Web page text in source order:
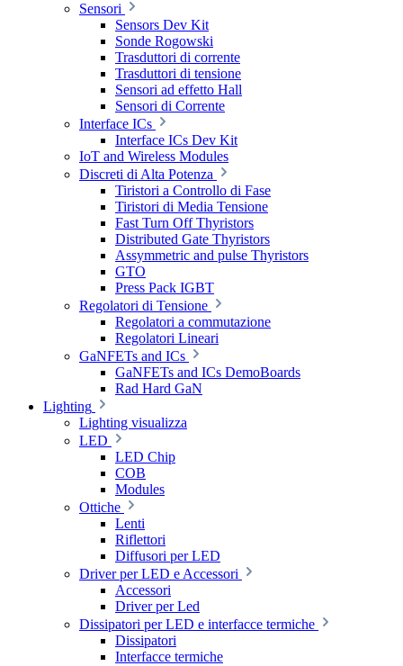
Sensori
Sensors Dev Kit
Sonde Rogowski
Trasduttori di corrente
Trasduttori di tensione
Sensori ad effetto Hall
Sensori di Corrente
Interface ICs
Interface ICs Dev Kit
IoT and Wireless Modules
Discreti di Alta Potenza
Tiristori a Controllo di Fase
Tiristori di Media Tensione
Fast Turn Off Thyristors
Distributed Gate Thyristors
Assymmetric and pulse Thyristors
GTO
Press Pack IGBT
Regolatori di Tensione
Regolatori a commutazione
Regolatori Lineari
GaNFETs and ICs
GaNFETs and ICs DemoBoards
Rad Hard GaN
Lighting
Lighting visualizza
LED
LED Chip
COB
Modules
Ottiche
Lenti
Riflettori
Diffusori per LED
Driver per LED e Accessori
Accessori
Driver per Led
Dissipatori per LED e interfacce termiche
Dissipatori
Interfacce termiche